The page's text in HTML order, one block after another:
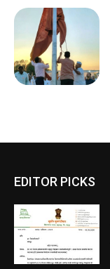
EDITOR PICKS